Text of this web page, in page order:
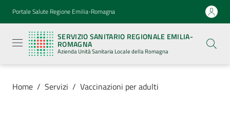
Vai al contenuto
Vai alla navigazione
Vai al footer
Portale Salute Regione Emilia-Romagna
SERVIZIO SANITARIO REGIONALE EMILIA-
ROMAGNA
Azienda Unità Sanitaria Locale della Romagna
Sanitario
Regionale
Emilia-
Romagna
Azienda
Sanitaria
Locale della
Home / Servizi / Vaccinazioni per adulti